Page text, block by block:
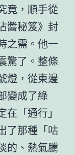
竟，順手從
醬秘笈》封
之需。他一
驚了。整條
燈，從東邊
變成了綠
「通行」
了那種「咕
的、熱氣騰